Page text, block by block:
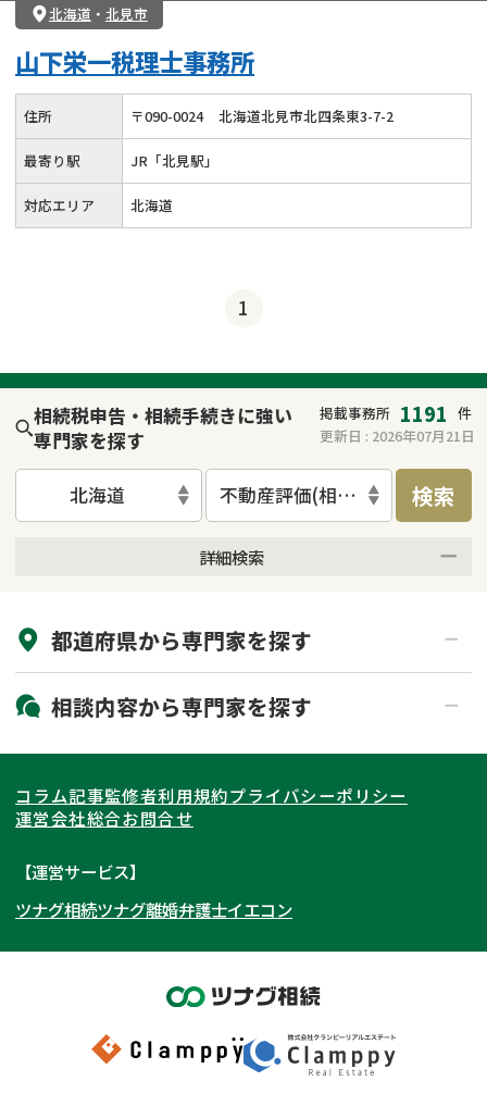
北海道 ・ 北見市
山下栄一税理士事務所
住所 〒090-0024 北海道北見市北四条東3-7-2
最寄り駅 JR「北見駅」
対応エリア 北海道
1
相続税申告・相続手続きに強い
専門家を探す
掲載事務所 1191 件
更新日 : 2026年07月21日
北海道 不動産評価(相続不動産)検索
詳細検索
初回相談無料
土日祝の相談可能
都道府県から専門家を探す
北海道・東北
北海道 青森県
岩手県 宮城県
秋田県
福島県
関東
東京都 神奈川県
埼玉県
茨城県 群馬県
東海
愛知県
岐阜県 山梨県
関西
大阪府 京都府
奈良県
和歌山県
北陸・甲信越
石川県
富山県
岡山県
九州・沖縄
相談内容から専門家を探す
相続登記
遺産分割
相続手続き
家族信託
成年後見・任意後見
相続財産調査
不動産評価(相続不動産)
相続トラブル
コラム記事監修者利用規約プライバシーポリシー
運営会社総合お問合せ
【運営サービス】
ツナグ相続ツナグ離婚弁護士イエコン